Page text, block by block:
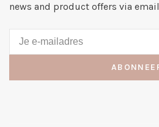
news and product offers via email